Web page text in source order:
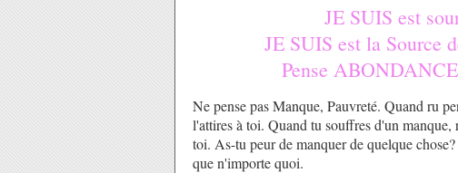
JE SUIS est
JE SUIS est la Source
Pense
Ne pense pas Manque, Pauvreté. Quand ru
l'attires à toi. Quand tu souffres d'un manque,
toi. As-tu peur de manquer de quelque
que n'importe quoi.